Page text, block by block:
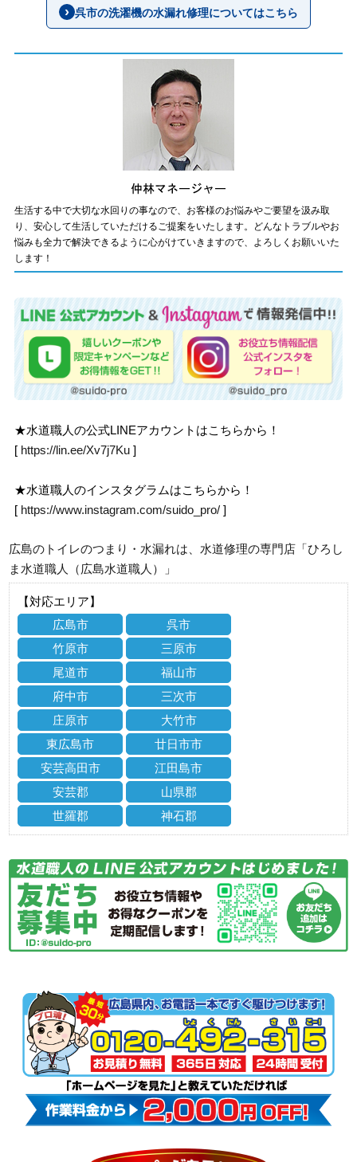
呉市の洗濯機の水漏れ修理についてはこちら
生活する中で大切な水回りの事なので、お客様のお悩みやご要望を汲み取
り、安心して生活していただけるご提案をいたします。どんなトラブルやお
悩みも全力で解決できるように心がけていきますので、よろしくお願いいた
します！
★水道職人の公式LINEアカウントはこちらから！
[ https://lin.ee/Xv7j7Ku ]
★水道職人のインスタグラムはこちらから！
[ https://www.instagram.com/suido_pro/ ]
広島のトイレのつまり・水漏れは、水道修理の専門店「ひろし
ま水道職人（広島水道職人）」
【対応エリア】
広島市
呉市
竹原市
三原市
尾道市
福山市
府中市
三次市
庄原市
大竹市
東広島市
廿日市市
安芸高田市
江田島市
安芸郡
山県郡
世羅郡
神石郡